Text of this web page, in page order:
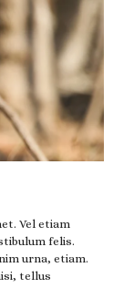
Vel etiam
felis.
urna, etiam.
tellus